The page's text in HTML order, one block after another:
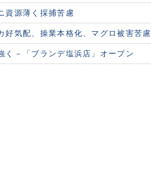
資源薄く採捕苦慮
好気配、操業本格化、マグロ被害苦慮
く－「ブランデ塩浜店」オープン